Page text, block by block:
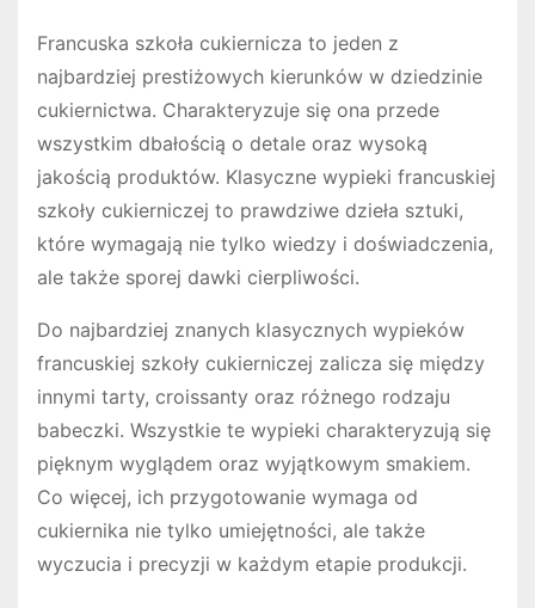
Francuska szkoła cukiernicza to jeden z
najbardziej prestiżowych kierunków w dziedzinie
cukiernictwa. Charakteryzuje się ona przede
wszystkim dbałością o detale oraz wysoką
jakością produktów. Klasyczne wypieki francuskiej
szkoły cukierniczej to prawdziwe dzieła sztuki,
które wymagają nie tylko wiedzy i doświadczenia,
ale także sporej dawki cierpliwości.
Do najbardziej znanych klasycznych wypieków
francuskiej szkoły cukierniczej zalicza się między
innymi tarty, croissanty oraz różnego rodzaju
babeczki. Wszystkie te wypieki charakteryzują się
pięknym wyglądem oraz wyjątkowym smakiem.
Co więcej, ich przygotowanie wymaga od
cukiernika nie tylko umiejętności, ale także
wyczucia i precyzji w każdym etapie produkcji.